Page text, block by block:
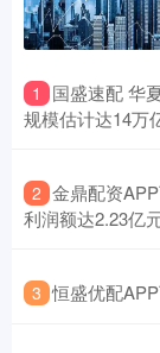
1
国盛速配 华
规模估计达14万
2 金鼎配资
利润额达2.23亿
3 恒盛优配